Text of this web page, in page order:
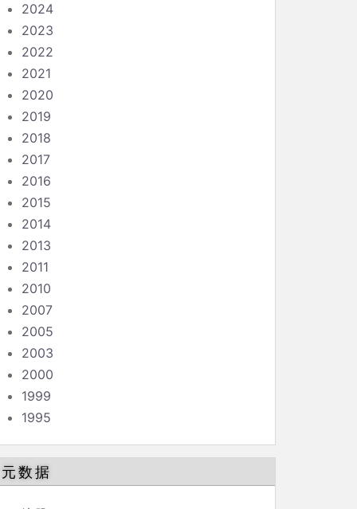
2024
2023
2022
2021
2020
2019
2018
2017
2016
2015
2014
2013
2011
2010
2007
2005
2003
2000
1999
1995
元数据